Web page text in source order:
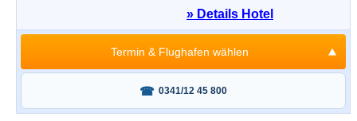
» Details Hotel
0341/12 45 800
Termin & Flughafen wählen